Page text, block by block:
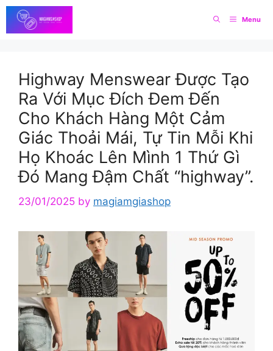
Skip
to
content
Menu
Highway Menswear Được Tạo
Ra Với Mục Đích Đem Đến
Cho Khách Hàng Một Cảm
Giác Thoải Mái, Tự Tin Mỗi Khi
Họ Khoác Lên Mình 1 Thứ Gì
Đó Mang Đậm Chất “highway”.
23/01/2025 by magiamgiashop